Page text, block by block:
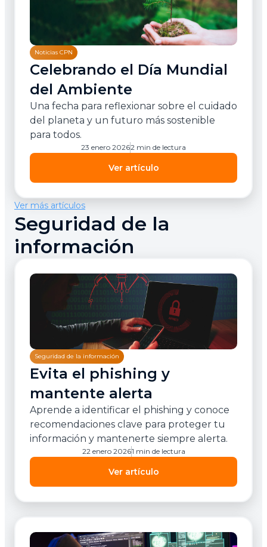
Noticias CPN
Celebrando el Día Mundial
del Ambiente
Una fecha para reflexionar sobre el cuidado
del planeta y un futuro más sostenible
para todos.
Ver artículo
23 enero 20262 min de lectura
Ver más artículos
Seguridad de la
información
Seguridad de la información
Evita el phishing y
mantente alerta
Aprende a identificar el phishing y conoce
recomendaciones clave para proteger tu
información y mantenerte siempre alerta.
Ver artículo
22 enero 20261 min de lectura